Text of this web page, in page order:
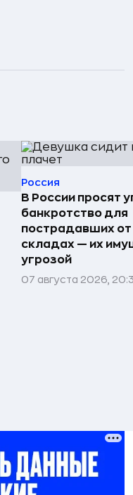
Россия
В России просят
банкротство для
пострадавших
складах — их
угрозой
07 августа 2026,